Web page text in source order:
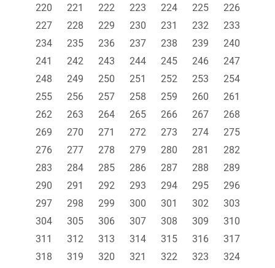
220
221 222 223 224 225
226
227
228 229 230 231 232
233
234
235 236 237 238 239
240
241
242 243 244 245 246
247
248
249 250 251 252 253
254
255
256 257 258 259 260
261
262
263 264 265 266 267
268
269
270 271 272 273 274
275
276
277 278 279 280 281
282
283
284 285 286 287 288
289
290
291 292 293 294 295
296
297
298 299 300 301 302
303
304
305 306 307 308 309
310
311
312 313 314 315 316
317
318
319 320 321 322 323
324